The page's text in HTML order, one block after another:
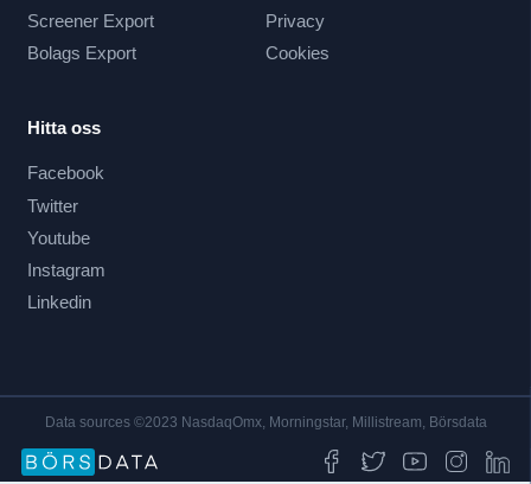
Screener Export
Bolags Export
Privacy
Cookies
Hitta oss
Facebook
Twitter
Youtube
Instagram
Linkedin
Data sources ©2023 NasdaqOmx, Morningstar, Millistream, Börsdata